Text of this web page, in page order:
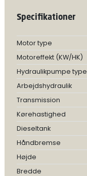
Specifikationer
Motor type
Motoreffekt (KW/HK)
Hydraulikpumpe type
Arbejdshydraulik
Transmission
Kørehastighed
Dieseltank
Håndbremse
Højde
Bredde